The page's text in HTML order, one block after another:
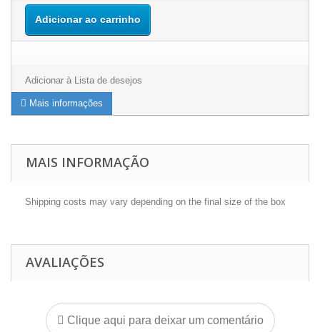
Adicionar ao carrinho
Adicionar à Lista de desejos
Mais informações
MAIS INFORMAÇÃO
Shipping costs may vary depending on the final size of the box
AVALIAÇÕES
Clique aqui para deixar um comentário